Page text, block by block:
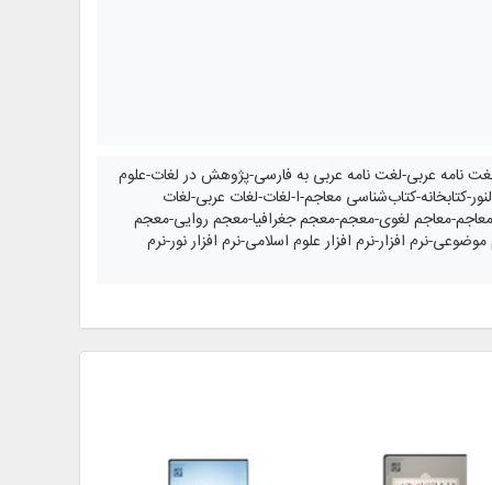
عربی-لغت نامه عربی به فارسی-پژوهش در لغات-علوم
کتاب‌شناسی معاجم-ا-لغات-لغات عربی-لغات
معاجم لغوی-معجم-معجم جغرافیا-معجم روایی-معجم
افزار-نرم افزار علوم اسلامی-نرم افزار نور-نرم